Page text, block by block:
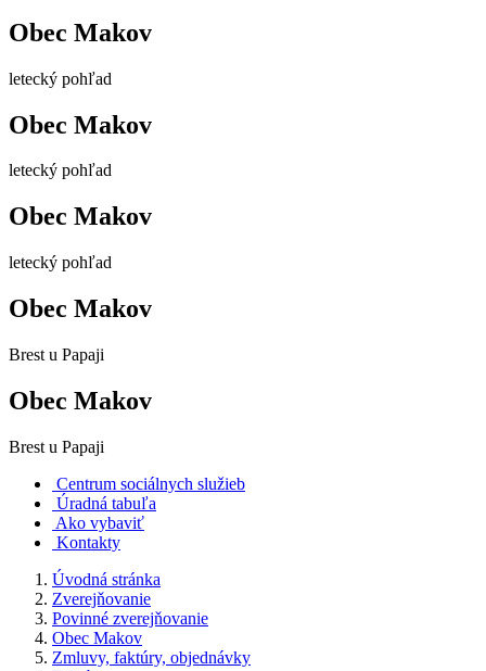
Obec Makov
letecký pohľad
Obec Makov
letecký pohľad
Obec Makov
letecký pohľad
Obec Makov
Brest u Papaji
Obec Makov
Brest u Papaji
Centrum sociálnych služieb
Úradná tabuľa
Ako vybaviť
Kontakty
Úvodná stránka
Zverejňovanie
Povinné zverejňovanie
Obec Makov
Zmluvy, faktúry, objednávky